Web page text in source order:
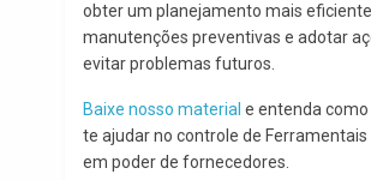
obter um planejamento mais
manutenções preventivas e adotar
evitar problemas futuros.
Baixe nosso material e entenda
te ajudar no controle de Ferramentais
em poder de fornecedores.